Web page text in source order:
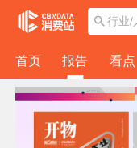
首页 报告 看点